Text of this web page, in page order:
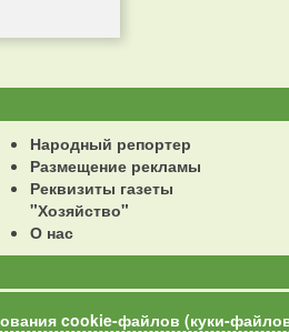
Народный репортер
Размещение рекламы
Реквизиты газеты
"Хозяйство"
О нас
cookie-файлов (куки-